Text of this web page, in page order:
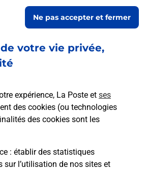
votre vie privée,
expérience, La Poste et ses
des cookies (ou technologies
des cookies sont les
: établir des statistiques
sur l’utilisation de nos sites et
Ne pas accepter et fermer
24
un autre point de contact
posées